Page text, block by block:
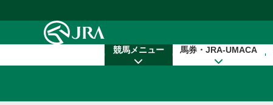
競馬メニュー 馬券・JRA-UMACA